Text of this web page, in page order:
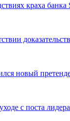
краха банка
новый
с поста